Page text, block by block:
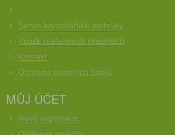
Servis kancelářské techniky
Potisk reklamních předmětů
Kontakt
Ochrana osobních údajů
MŮJ ÚČET
Nová registrace